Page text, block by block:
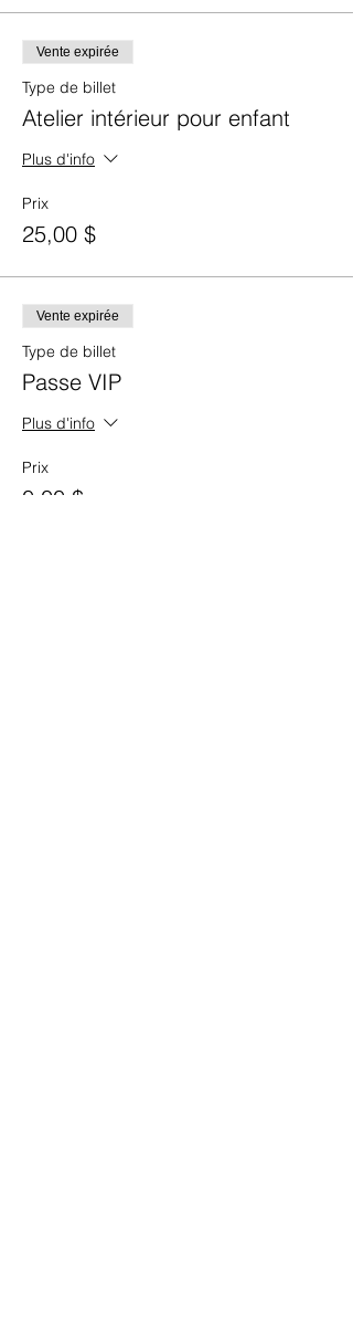
Vente expirée
Type de billet
Atelier intérieur pour enfant
Plus d'info
Prix
25,00 $
Vente expirée
Type de billet
Passe VIP
Plus d'info
Prix
0,00 $